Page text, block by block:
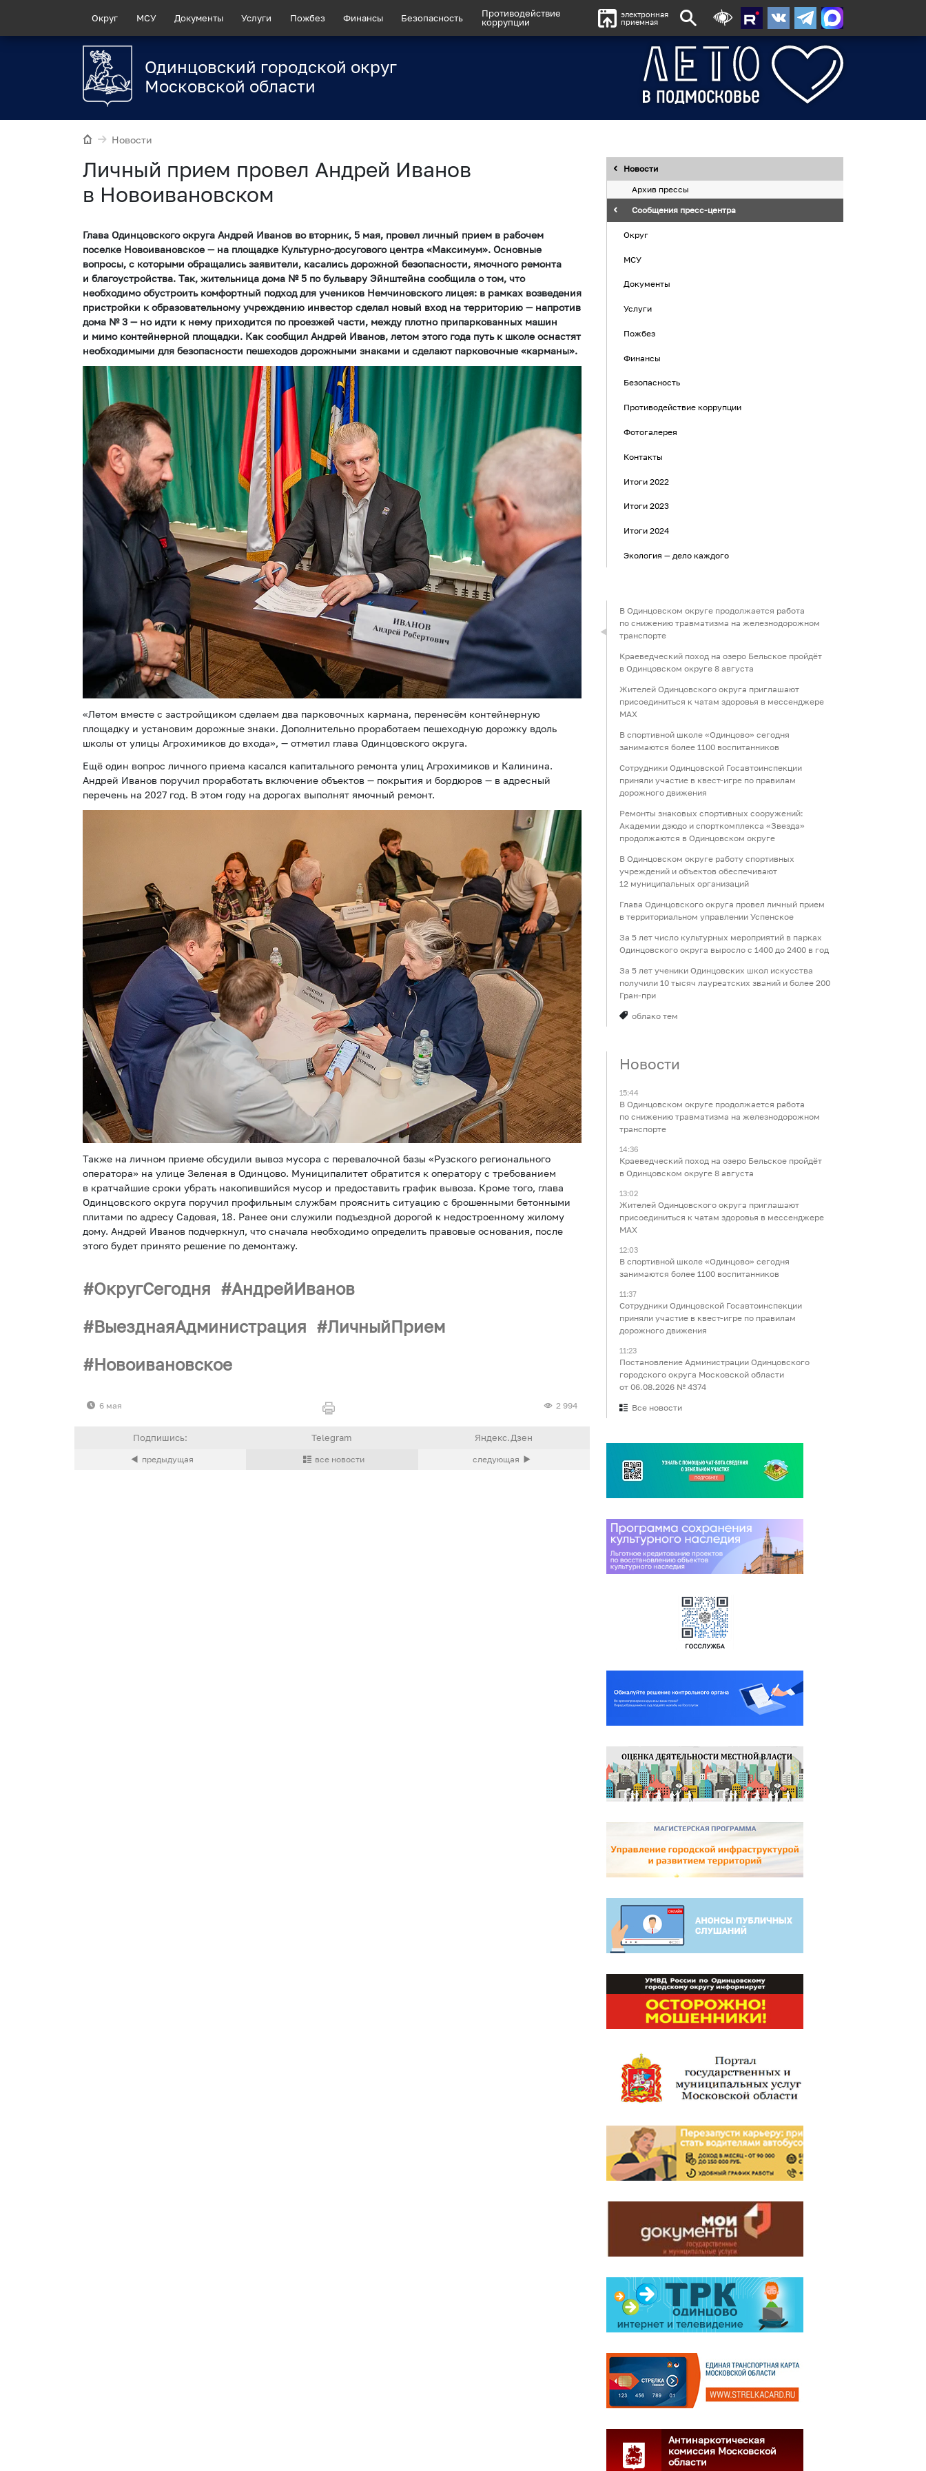
Округ МСУ Документы Услуги Пожбез Финансы Безопасность
Противодействие
коррупции
электронная
приемная
Одинцовский городской округ
Московской области
Новости
Личный прием провел Андрей Иванов
в Новоивановском
Глава Одинцовского округа Андрей Иванов во вторник, 5 мая, провел личный прием в рабочем
поселке Новоивановское — на площадке Культурно-досугового центра «Максимум». Основные
вопросы, с которыми обращались заявители, касались дорожной безопасности, ямочного ремонта
и благоустройства. Так, жительница дома № 5 по бульвару Эйнштейна сообщила о том, что
необходимо обустроить комфортный подход для учеников Немчиновского лицея: в рамках возведения
пристройки к образовательному учреждению инвестор сделал новый вход на территорию — напротив
дома № 3 — но идти к нему приходится по проезжей части, между плотно припаркованных машин
и мимо контейнерной площадки. Как сообщил Андрей Иванов, летом этого года путь к школе оснастят
необходимыми для безопасности пешеходов дорожными знаками и сделают парковочные «карманы».
«Летом вместе с застройщиком сделаем два парковочных кармана, перенесём контейнерную
площадку и установим дорожные знаки. Дополнительно проработаем пешеходную дорожку вдоль
школы от улицы Агрохимиков до входа», — отметил глава Одинцовского округа.
Ещё один вопрос личного приема касался капитального ремонта улиц Агрохимиков и Калинина.
Андрей Иванов поручил проработать включение объектов — покрытия и бордюров — в адресный
перечень на 2027 год. В этом году на дорогах выполнят ямочный ремонт.
Также на личном приеме обсудили вывоз мусора с перевалочной базы «Рузского регионального
оператора» на улице Зеленая в Одинцово. Муниципалитет обратится к оператору с требованием
в кратчайшие сроки убрать накопившийся мусор и предоставить график вывоза. Кроме того, глава
Одинцовского округа поручил профильным службам прояснить ситуацию с брошенными бетонными
плитами по адресу Садовая, 18. Ранее они служили подъездной дорогой к недостроенному жилому
дому. Андрей Иванов подчеркнул, что сначала необходимо определить правовые основания, после
этого будет принято решение по демонтажу.
ОкругСегодня
АндрейИванов
ВыезднаяАдминистрация
ЛичныйПрием
Новоивановское
6 мая 2 994
Новости
Архив прессы
Сообщения пресс-центра
Округ
МСУ
Документы
Услуги
Пожбез
Финансы
Безопасность
Противодействие коррупции
Фотогалерея
Контакты
Итоги 2022
Итоги 2023
Итоги 2024
Экология — дело каждого
В Одинцовском округе продолжается работа
по снижению травматизма на железнодорожном
транспорте
Краеведческий поход на озеро Бельское пройдёт
в Одинцовском округе 8 августа
Жителей Одинцовского округа приглашают
присоединиться к чатам здоровья в мессенджере
МАХ
В спортивной школе «Одинцово» сегодня
занимаются более 1100 воспитанников
Сотрудники Одинцовской Госавтоинспекции
приняли участие в квест-игре по правилам
дорожного движения
Ремонты знаковых спортивных сооружений:
Академии дзюдо и спорткомплекса «Звезда»
продолжаются в Одинцовском округе
В Одинцовском округе работу спортивных
учреждений и объектов обеспечивают
12 муниципальных организаций
Глава Одинцовского округа провел личный прием
в территориальном управлении Успенское
За 5 лет число культурных мероприятий в парках
Одинцовского округа выросло с 1400 до 2400 в год
За 5 лет ученики Одинцовских школ искусства
получили 10 тысяч лауреатских званий и более 200
Гран-при
облако тем
Новости
15:44
В Одинцовском округе продолжается работа
по снижению травматизма на железнодорожном
транспорте
14:36
Краеведческий поход на озеро Бельское пройдёт
в Одинцовском округе 8 августа
13:02
Жителей Одинцовского округа приглашают
присоединиться к чатам здоровья в мессенджере
МАХ
12:03
В спортивной школе «Одинцово» сегодня
занимаются более 1100 воспитанников
11:37
Сотрудники Одинцовской Госавтоинспекции
приняли участие в квест-игре по правилам
дорожного движения
11:23
Постановление Администрации Одинцовского
городского округа Московской области
от 06.08.2026 № 4374
Все новости
Антинаркотическая
комиссия Московской
области